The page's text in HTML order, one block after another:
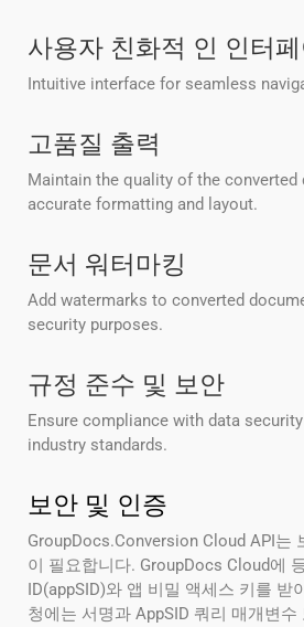
사용자 친화적 인 인터
Intuitive interface for seamless
고품질 출력
Maintain the quality of the
accurate formatting and layout.
문서 워터마킹
Add watermarks to converted
security purposes.
규정 준수 및 보안
Ensure compliance with data
industry standards.
보안 및 인증
GroupDocs.Conversion Cloud API는
이 필요합니다. GroupDocs Cloud에
ID(appSID)와 앱 비밀 액세스 키를 받
청에는 서명과 AppSID 쿼리 매개변수